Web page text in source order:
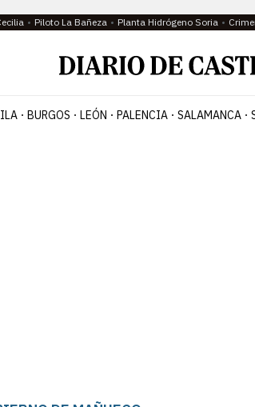
Piloto La Bañeza Planta Hidrógeno Soria
BURGOS LEÓN PALENCIA SALAMANCA